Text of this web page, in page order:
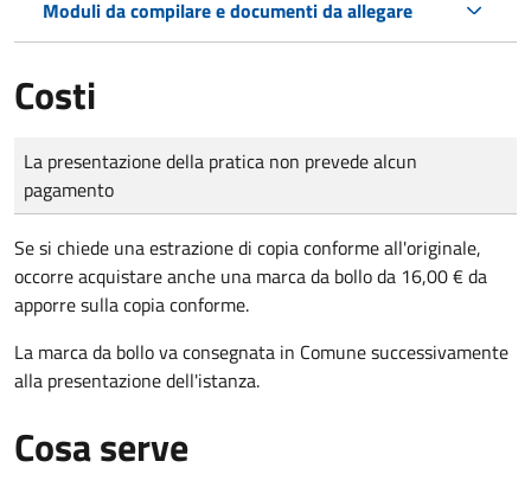
Moduli da compilare e documenti da allegare
Costi
Tipo di pagamento
Importo
La presentazione della pratica non prevede alcun
pagamento
Se si chiede una estrazione di copia conforme all'originale,
occorre acquistare anche una marca da bollo da 16,00 € da
apporre sulla copia conforme.
La marca da bollo va consegnata in Comune successivamente
alla presentazione dell'istanza.
Cosa serve